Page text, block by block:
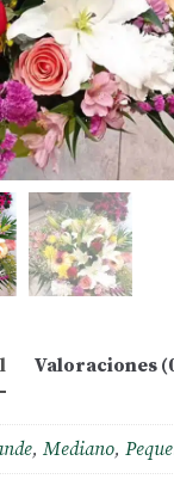
Valoraciones
, Mediano,